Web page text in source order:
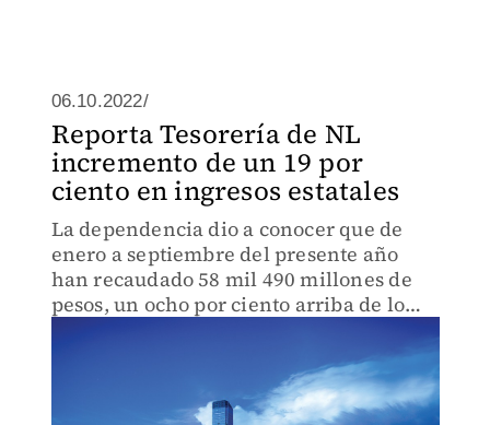
06.10.2022/
Reporta Tesorería de NL
incremento de un 19 por
ciento en ingresos estatales
La dependencia dio a conocer que de
enero a septiembre del presente año
han recaudado 58 mil 490 millones de
pesos, un ocho por ciento arriba de lo